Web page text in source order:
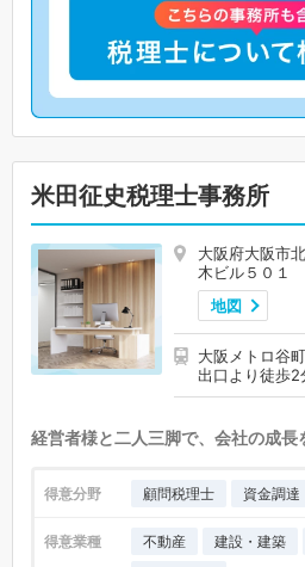
米田征史税理士事務所
大阪府大阪市
木ビル５０１
地図
大阪メトロ谷
出口より徒歩
経営者様と二人三脚で、会社の成長
得意分野 顧問税理士 資金調達
得意業種 不動産 建設・建築